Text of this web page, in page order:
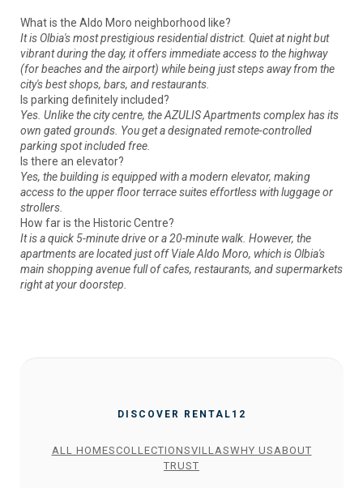
What is the Aldo Moro neighborhood like?
It is Olbia's most prestigious residential district. Quiet at night but
vibrant during the day, it offers immediate access to the highway
(for beaches and the airport) while being just steps away from the
city's best shops, bars, and restaurants.
Is parking definitely included?
Yes. Unlike the city centre, the AZULIS Apartments complex has its
own gated grounds. You get a designated remote-controlled
parking spot included free.
Is there an elevator?
Yes, the building is equipped with a modern elevator, making
access to the upper floor terrace suites effortless with luggage or
strollers.
How far is the Historic Centre?
It is a quick 5-minute drive or a 20-minute walk. However, the
apartments are located just off Viale Aldo Moro, which is Olbia's
main shopping avenue full of cafes, restaurants, and supermarkets
right at your doorstep.
DISCOVER RENTAL12
ALL HOMESCOLLECTIONSVILLASWHY US ABOUT
TRUST